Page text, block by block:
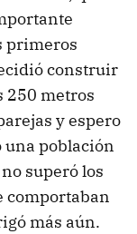
primeros
construir
250 metros
y espero
una población
superó los
comportaban
más aún.